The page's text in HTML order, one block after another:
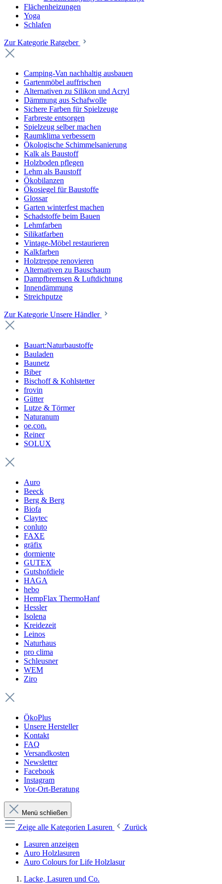
Flächenheizungen
Yoga
Schlafen
Zur Kategorie Ratgeber
Camping-Van nachhaltig ausbauen
Gartenmöbel auffrischen
Alternativen zu Silikon und Acryl
Dämmung aus Schafwolle
Sichere Farben für Spielzeuge
Farbreste entsorgen
Spielzeug selber machen
Raumklima verbessern
Ökologische Schimmelsanierung
Kalk als Baustoff
Holzboden pflegen
Lehm als Baustoff
Ökobilanzen
Ökosiegel für Baustoffe
Glossar
Garten winterfest machen
Schadstoffe beim Bauen
Lehmfarben
Silikatfarben
Vintage-Möbel restaurieren
Kalkfarben
Holztreppe renovieren
Alternativen zu Bauschaum
Dampfbremsen & Luftdichtung
Innendämmung
Streichputze
Zur Kategorie Unsere Händler
Bauart:Naturbaustoffe
Bauladen
Baunetz
Biber
Bischoff & Kohlstetter
frovin
Gütter
Lutze & Törmer
Naturanum
oe.con.
Reiner
SOLUX
Auro
Beeck
Berg & Berg
Biofa
Claytec
conluto
FAXE
gräfix
dormiente
GUTEX
Gutshofdiele
HAGA
hebo
HempFlax ThermoHanf
Hessler
Isolena
Kreidezeit
Leinos
Naturhaus
pro clima
Schleusner
WEM
Ziro
ÖkoPlus
Unsere Hersteller
Kontakt
FAQ
Versandkosten
Newsletter
Facebook
Instagram
Vor-Ort-Beratung
Menü schließen
Zeige alle Kategorien Lasuren
Zurück
Lasuren anzeigen
Auro Holzlasuren
Auro Colours for Life Holzlasur
Lacke, Lasuren und Co.